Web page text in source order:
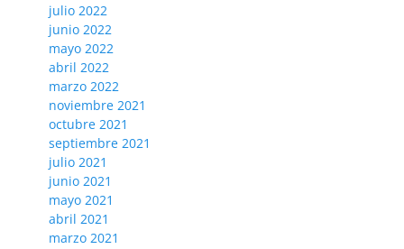
julio 2022
junio 2022
mayo 2022
abril 2022
marzo 2022
noviembre 2021
octubre 2021
septiembre 2021
julio 2021
junio 2021
mayo 2021
abril 2021
marzo 2021